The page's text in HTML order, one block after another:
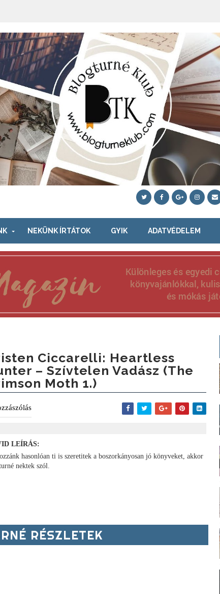
NEKÜNK ÍRTÁTOK GYIK ADATVÉDELEM
Ciccarelli: Heartless
– Szívtelen Vadász (The
Moth 1.)
LEÍRÁS:
hasonlóan ti is szeretitek a boszorkányosan jó könyveket, akkor
nektek szól.
RÉSZLETEK